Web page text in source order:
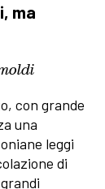
ma
con grande
una
leggi
di